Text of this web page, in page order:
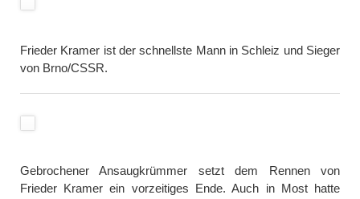
Frieder Kramer ist der schnellste Mann in Schleiz und Sieger
von Brno/CSSR.
Gebrochener Ansaugkrümmer setzt dem Rennen von
Frieder Kramer ein vorzeitiges Ende. Auch in Most hatte